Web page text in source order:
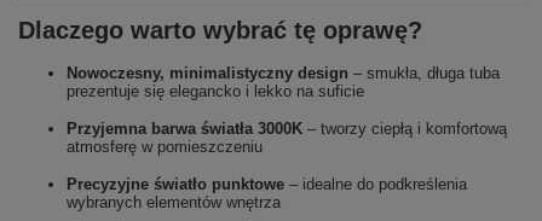
Dlaczego warto wybrać tę oprawę?
Nowoczesny, minimalistyczny design – smukła, długa tuba
prezentuje się elegancko i lekko na suficie
Przyjemna barwa światła 3000K – tworzy ciepłą i komfortową
atmosferę w pomieszczeniu
Precyzyjne światło punktowe – idealne do podkreślenia
wybranych elementów wnętrza